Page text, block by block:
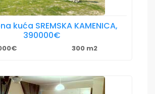
kuća SREMSKA KAMENICA,
390000€
300 m2